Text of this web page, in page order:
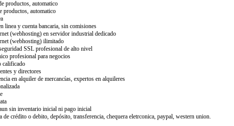
productos, automatico
productos, automatico
linea y cuenta bancaria, sin comisiones
(webhosting) en servidor industrial dedicado
(webhosting) ilimitado
SSL profesional de alto nivel
profesional para negocios
calificado
y directores
en alquiler de mercancías, expertos en alquileres
sin inventario inicial ni pago inicial
de crédito o debito, depósito, transferencia, chequera eletrconica, paypal, western union.